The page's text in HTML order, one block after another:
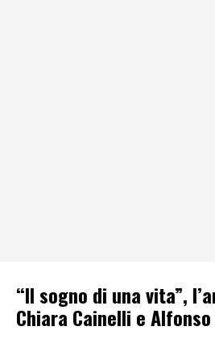
“Il sogno di una vita”,
Chiara Cainelli e Alfonso